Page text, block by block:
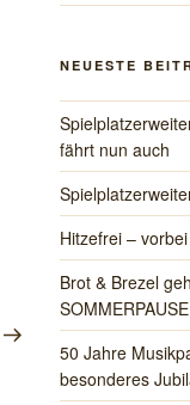
Nächster
NEUESTE
fährt nun auch
Hitzefrei –
Brot & Brezel
SOMMERPAUSE
50 Jahre
besonderes